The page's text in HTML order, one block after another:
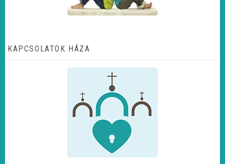
KAPCSOLATOK HÁZA